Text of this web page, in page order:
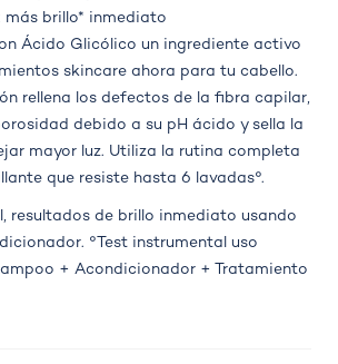
más brillo* inmediato
Ácido Glicólico un ingrediente activo
skincare ahora para tu cabello.
rellena los defectos de la fibra capilar,
debido a su pH ácido y sella la
mayor luz. Utiliza la rutina completa
que resiste hasta 6 lavadas°.
resultados de brillo inmediato usando
°Test instrumental uso
+ Acondicionador + Tratamiento